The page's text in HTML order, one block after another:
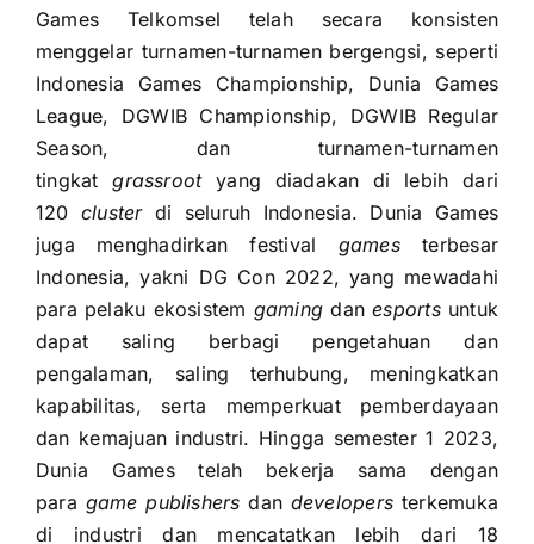
Games Telkomsel telah secara konsisten
menggelar turnamen-turnamen bergengsi, seperti
Indonesia Games Championship, Dunia Games
League, DGWIB Championship, DGWIB Regular
Season, dan turnamen-turnamen
tingkatgrassrootyang diadakan di lebih dari
120 clusterdi seluruh Indonesia. Dunia Games
juga menghadirkan festival gamesterbesar
Indonesia, yakni DG Con 2022, yang mewadahi
para pelaku ekosistem gamingdanesportsuntuk
dapat saling berbagi pengetahuan dan
pengalaman, saling terhubung, meningkatkan
kapabilitas, serta memperkuat pemberdayaan
dan kemajuan industri. Hingga semester 1 2023,
Dunia Games telah bekerja sama dengan
para game publishersdan developers terkemuka
di industri dan mencatatkan lebih dari 18